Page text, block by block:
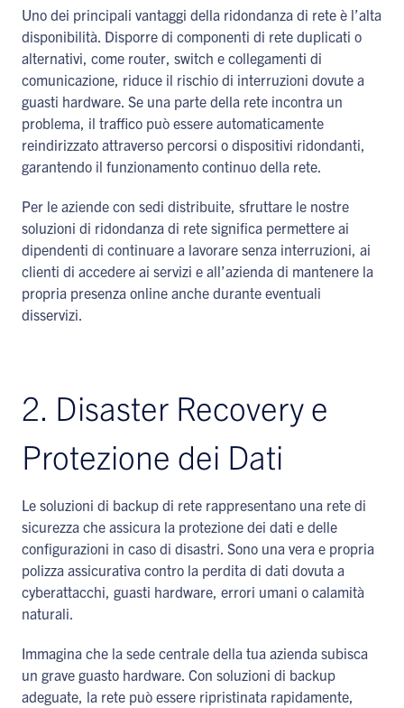
Uno dei principali vantaggi della ridondanza di rete è l’alta
disponibilità. Disporre di componenti di rete duplicati o
alternativi, come router, switch e collegamenti di
comunicazione, riduce il rischio di interruzioni dovute a
guasti hardware. Se una parte della rete incontra un
problema, il traffico può essere automaticamente
reindirizzato attraverso percorsi o dispositivi ridondanti,
garantendo il funzionamento continuo della rete.
Per le aziende con sedi distribuite, sfruttare le nostre
soluzioni di ridondanza di rete significa permettere ai
dipendenti di continuare a lavorare senza interruzioni, ai
clienti di accedere ai servizi e all’azienda di mantenere la
propria presenza online anche durante eventuali
disservizi.
2. Disaster Recovery e
Protezione dei Dati
Le soluzioni di backup di rete rappresentano una rete di
sicurezza che assicura la protezione dei dati e delle
configurazioni in caso di disastri. Sono una vera e propria
polizza assicurativa contro la perdita di dati dovuta a
cyberattacchi, guasti hardware, errori umani o calamità
naturali.
Immagina che la sede centrale della tua azienda subisca
un grave guasto hardware. Con soluzioni di backup
adeguate, la rete può essere ripristinata rapidamente,